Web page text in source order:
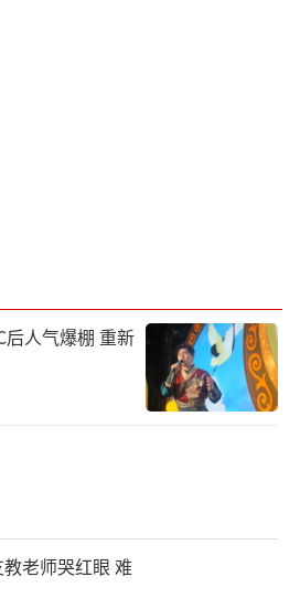
人气爆棚 重新
老师哭红眼 难